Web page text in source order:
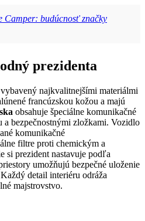
Camper: budúcnosť značky
prezidenta
najkvalitnejšími materiálmi
francúzskou kožou a majú
obsahuje špeciálne komunikačné
a bezpečnostnými zložkami. Vozidlo
komunikačné
filtre proti chemickým a
si prezident nastavuje podľa
umožňujú bezpečné uloženie
detail interiéru odráža
majstrovstvo.